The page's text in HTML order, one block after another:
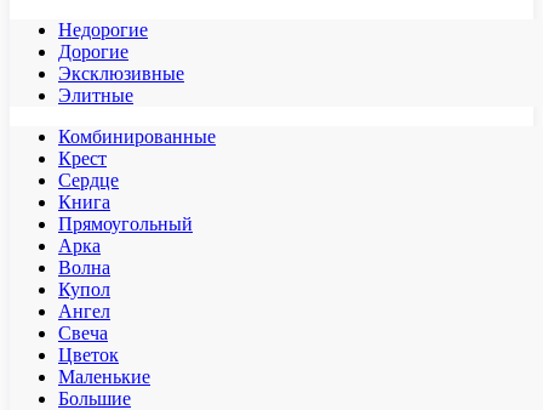
Недорогие
Дорогие
Эксклюзивные
Элитные
Комбинированные
Крест
Сердце
Книга
Прямоугольный
Арка
Волна
Купол
Ангел
Свеча
Цветок
Маленькие
Большие